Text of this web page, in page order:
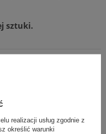
sztuki.
realizacji usług zgodnie z
określić warunki